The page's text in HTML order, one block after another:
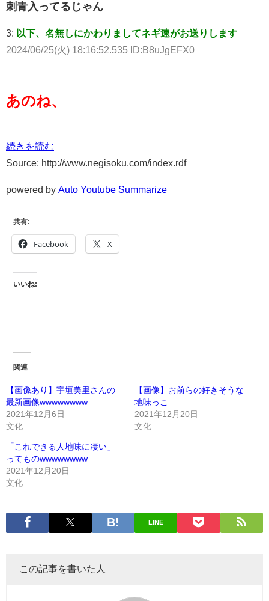
刺青入ってるじゃん
3: 以下、名無しにかわりましてネギ速がお送りします
2024/06/25(火) 18:16:52.535 ID:B8uJgEFX0
あのね、
続きを読む
Source: http://www.negisoku.com/index.rdf
powered by Auto Youtube Summarize
共有:
Facebook X
いいね:
関連
【画像あり】宇垣美里さんの
最新画像wwwwwwww
2021年12月6日
文化
【画像】お前らの好きそうな
地味っこ
2021年12月20日
文化
「これできる人地味に凄い」
ってものwwwwwwww
2021年12月20日
文化
LINE
この記事を書いた人